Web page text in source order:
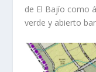
de El Bajío como
verde y abierto